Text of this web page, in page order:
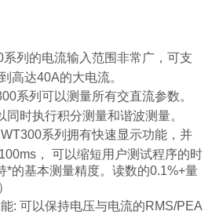
列的电流输入范围非常广，可支
高达40A的大电流。
系列可以测量所有交直流参数。
时执行积分测量和谐波测量。
系列拥有快速显示功能，并
， 可以缩短用户测试程序的时
*的基本测量精度。读数的0.1%+量
: 可以保持电压与电流的RMS/PEA